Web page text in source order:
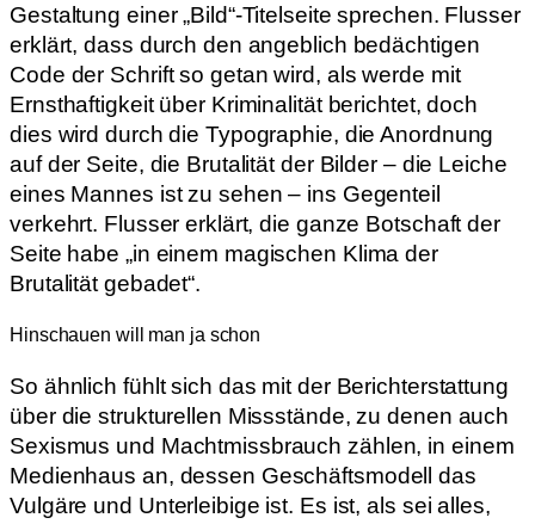
Gestaltung einer „Bild“-Titelseite sprechen. Flusser
erklärt, dass durch den angeblich bedächtigen
Code der Schrift so getan wird, als werde mit
Ernsthaftigkeit über Kriminalität berichtet, doch
dies wird durch die Typographie, die Anordnung
auf der Seite, die Brutalität der Bilder – die Leiche
eines Mannes ist zu sehen – ins Gegenteil
verkehrt. Flusser erklärt, die ganze Botschaft der
Seite habe „in einem magischen Klima der
Brutalität gebadet“.
Hinschauen will man ja schon
So ähnlich fühlt sich das mit der Berichterstattung
über die strukturellen Missstände, zu denen auch
Sexismus und Machtmissbrauch zählen, in einem
Medienhaus an, dessen Geschäftsmodell das
Vulgäre und Unterleibige ist. Es ist, als sei alles,